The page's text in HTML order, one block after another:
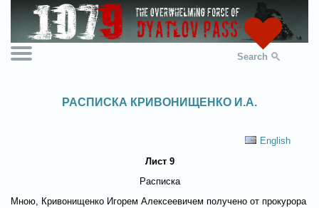
Search
РАСПИСКА КРИВОНИЩЕНКО И.А.
English
Лист 9
Расписка
Мною, Кривонищенко Игорем Алексеевичем получено от прокурора